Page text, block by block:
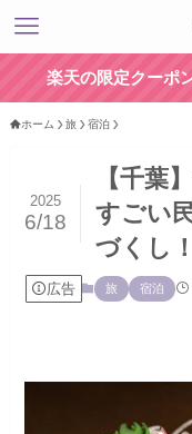
楽天の限定クーポ
ホーム 旅 宿泊
【千葉
すごい
づくし！
2025
6/18
広告 旅 宿泊